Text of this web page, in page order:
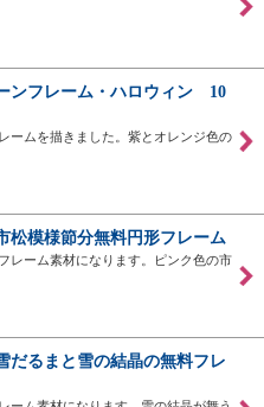
ンフレーム・ハロウィン 10
ームを描きました。紫とオレンジ色の
松模様節分無料円形フレーム
レーム素材になります。ピンク色の市
だるまと雪の結晶の無料フレ